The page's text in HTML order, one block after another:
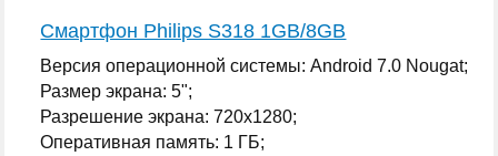
Смартфон Philips S318 1GB/8GB
Версия операционной системы: Android 7.0 Nougat;
Размер экрана: 5";
Разрешение экрана: 720x1280;
Оперативная память: 1 ГБ;